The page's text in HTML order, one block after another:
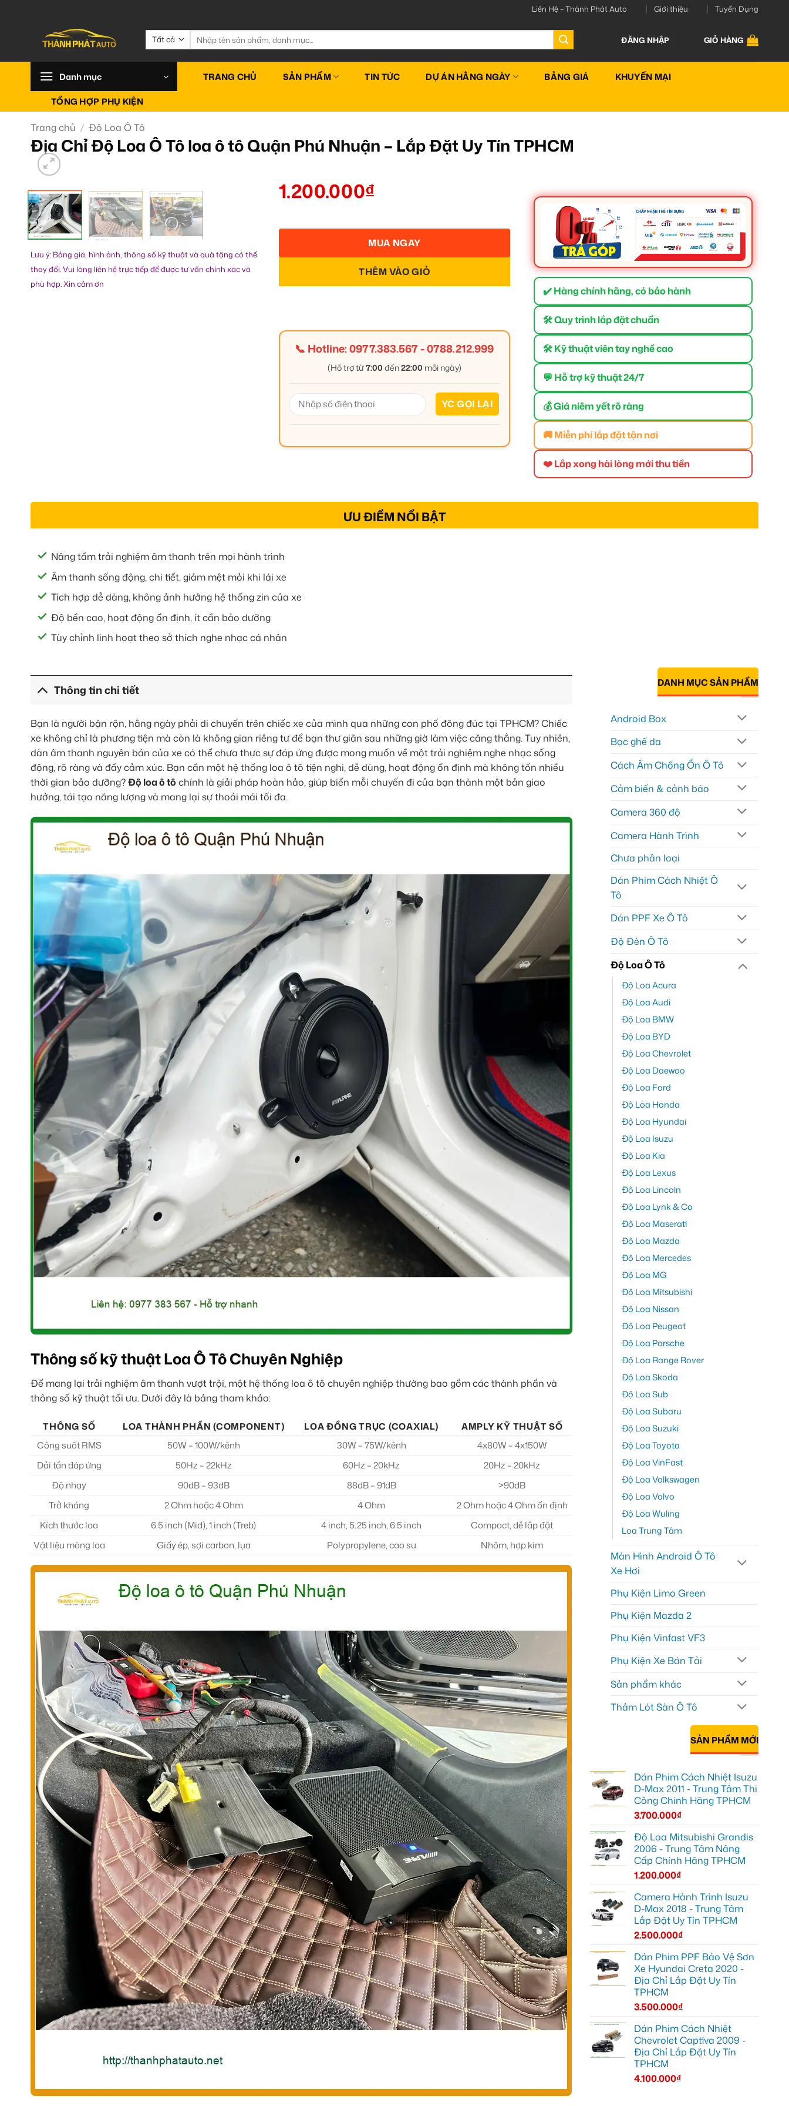
Liên Hệ – Thành Phát Auto Giới thiệu Tuyển Dụng
Tìm
kiếm:
ĐĂNG NHẬP GIỎ HÀNG
Danh mục TRANG CHỦ SẢN PHẨM TIN TỨC DỰ ÁN HẰNG NGÀY BẢNG GIÁ KHUYẾN MẠI
TỔNG HỢP PHỤ KIỆN
Trang chủ / Độ Loa Ô Tô
Địa Chỉ Độ Loa Ô Tô loa ô tô Quận Phú Nhuận – Lắp Đặt Uy Tín TPHCM
Lưu ý: Bảng giá, hình ảnh, thông số kỹ thuật và quà tặng có thể
thay đổi. Vui lòng liên hệ trực tiếp để được tư vấn chính xác và
phù hợp. Xin cảm ơn
1.200.000₫
THÊM VÀO GIỎ
MUA NGAY
📞 Hotline:0977.383.567-0788.212.999
(Hỗ trợ từ7:00 đến22:00 mỗi ngày)
✔️ Hàng chính hãng, có bảo hành
🛠 Quy trình lắp đặt chuẩn
🛠 Kỹ thuật viên tay nghề cao
💬 Hỗ trợ kỹ thuật 24/7
💰 Giá niêm yết rõ ràng
🚚 Miễn phí lắp đặt tận nơi
❤️ Lắp xong hài lòng mới thu tiền
ƯU ĐIỂM NỔI BẬT
Nâng tầm trải nghiệm âm thanh trên mọi hành trình
Âm thanh sống động, chi tiết, giảm mệt mỏi khi lái xe
Tích hợp dễ dàng, không ảnh hưởng hệ thống zin của xe
Độ bền cao, hoạt động ổn định, ít cần bảo dưỡng
Tùy chỉnh linh hoạt theo sở thích nghe nhạc cá nhân
Thông tin chi tiết
Bạn là người bận rộn, hằng ngày phải di chuyển trên chiếc xe của mình qua những con phố đông đúc tại TPHCM? Chiếc
xe không chỉ là phương tiện mà còn là không gian riêng tư để bạn thư giãn sau những giờ làm việc căng thẳng. Tuy nhiên,
dàn âm thanh nguyên bản của xe có thể chưa thực sự đáp ứng được mong muốn về một trải nghiệm nghe nhạc sống
động, rõ ràng và đầy cảm xúc. Bạn cần một hệ thống loa ô tô tiện nghi, dễ dùng, hoạt động ổn định mà không tốn nhiều
thời gian bảo dưỡng?Độ loa ô tô chính là giải pháp hoàn hảo, giúp biến mỗi chuyến đi của bạn thành một bản giao
hưởng, tái tạo năng lượng và mang lại sự thoải mái tối đa.
Thông số kỹ thuật Loa Ô Tô Chuyên Nghiệp
Để mang lại trải nghiệm âm thanh vượt trội, một hệ thống loa ô tô chuyên nghiệp thường bao gồm các thành phần và
thông số kỹ thuật tối ưu. Dưới đây là bảng tham khảo:
THÔNG SỐ LOA THÀNH PHẦN (COMPONENT) LOA ĐỒNG TRỤC (COAXIAL)
AMPLY KỸ THUẬT SỐ
Công suất RMS
50W – 100W/kênh 30W – 75W/kênh
4x80W – 4x150W
Dải tần đáp ứng
50Hz – 22kHz 60Hz – 20kHz
20Hz – 20kHz
Độ nhạy
90dB – 93dB 88dB – 91dB
>90dB
Trở kháng
2 Ohm hoặc 4 Ohm 4 Ohm
2 Ohm hoặc 4 Ohm ổn định
Kích thước loa
6.5 inch (Mid), 1 inch (Treb) 4 inch, 5.25 inch, 6.5 inch
Compact, dễ lắp đặt
Vật liệu màng loa
Giấy ép, sợi carbon, lụa Polypropylene, cao su Nhôm, hợp kim
DANH MỤC SẢN PHẨM
Android Box
Bọc ghế da
Cách Âm Chống Ồn Ô Tô
Cảm biến & cảnh báo
Camera 360 độ
Camera Hành Trình
Chưa phân loại
Dán Phim Cách Nhiệt Ô
Tô
Dán PPF Xe Ô Tô
Độ Đèn Ô Tô
Độ Loa Ô Tô
Độ Loa Acura
Độ Loa Audi
Độ Loa BMW
Độ Loa BYD
Độ Loa Chevrolet
Độ Loa Daewoo
Độ Loa Ford
Độ Loa Honda
Độ Loa Hyundai
Độ Loa Isuzu
Độ Loa Kia
Độ Loa Lexus
Độ Loa Lincoln
Độ Loa Lynk & Co
Độ Loa Maserati
Độ Loa Mazda
Độ Loa Mercedes
Độ Loa MG
Độ Loa Mitsubishi
Độ Loa Nissan
Độ Loa Peugeot
Độ Loa Porsche
Độ Loa Range Rover
Độ Loa Skoda
Độ Loa Sub
Độ Loa Subaru
Độ Loa Suzuki
Độ Loa Toyota
Độ Loa VinFast
Độ Loa Volkswagen
Độ Loa Volvo
Độ Loa Wuling
Loa Trung Tâm
Màn Hình Android Ô Tô
Xe Hơi
Phụ Kiện Limo Green
Phụ Kiện Mazda 2
Phụ Kiện Vinfast VF3
Phụ Kiện Xe Bán Tải
Sản phẩm khác
Thảm Lót Sàn Ô Tô
SẢN PHẨM MỚI
Dán Phim Cách Nhiệt Isuzu
D-Max 2011 - Trung Tâm Thi
Công Chính Hãng TPHCM
3.700.000₫
Độ Loa Mitsubishi Grandis
2006 - Trung Tâm Nâng
Cấp Chính Hãng TPHCM
1.200.000₫
Camera Hành Trình Isuzu
D-Max 2018 - Trung Tâm
Lắp Đặt Uy Tín TPHCM
2.500.000₫
Dán Phim PPF Bảo Vệ Sơn
Xe Hyundai Creta 2020 -
Địa Chỉ Lắp Đặt Uy Tín
TPHCM
3.500.000₫
Dán Phim Cách Nhiệt
Chevrolet Captiva 2009 -
Địa Chỉ Lắp Đặt Uy Tín
TPHCM
4.100.000₫